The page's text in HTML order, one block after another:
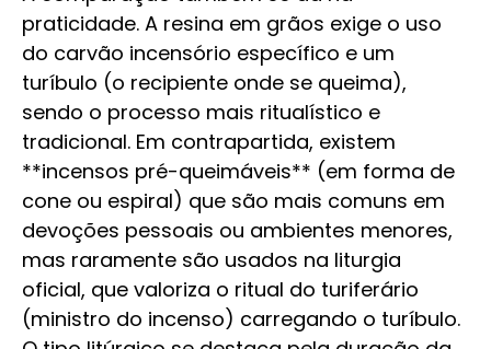
praticidade. A resina em grãos exige o uso
do carvão incensório específico e um
turíbulo (o recipiente onde se queima),
sendo o processo mais ritualístico e
tradicional. Em contrapartida, existem
**incensos pré-queimáveis** (em forma de
cone ou espiral) que são mais comuns em
devoções pessoais ou ambientes menores,
mas raramente são usados na liturgia
oficial, que valoriza o ritual do turiferário
(ministro do incenso) carregando o turíbulo.